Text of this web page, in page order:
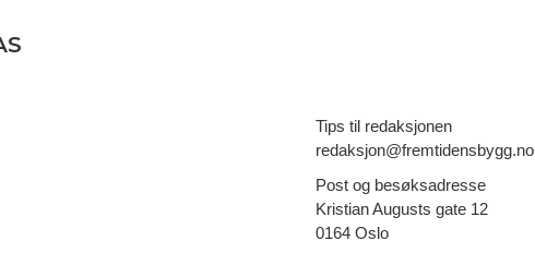
Tips til redaksjonen
redaksjon@fremtidensbygg.no
Post og besøksadresse
Kristian Augusts gate 12
0164 Oslo